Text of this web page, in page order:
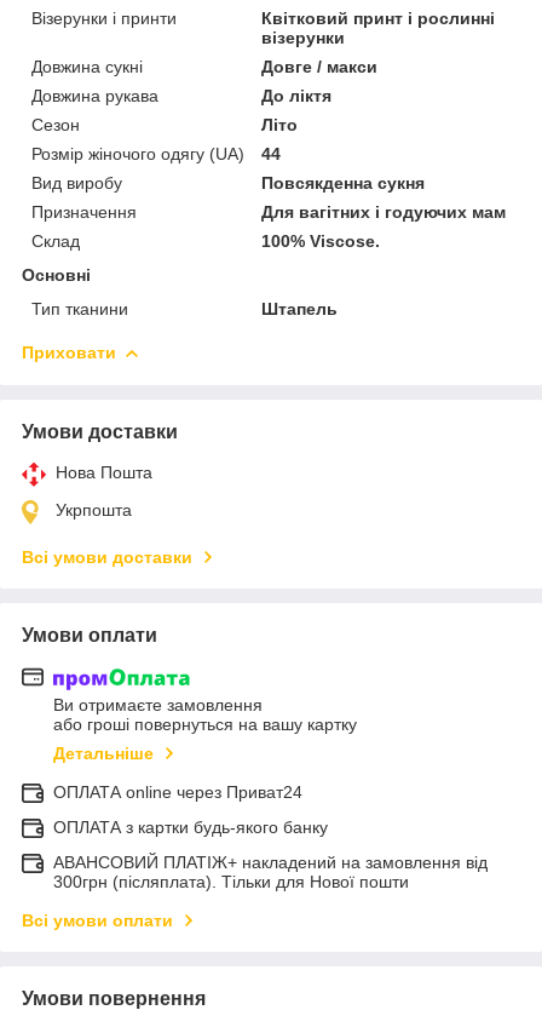
Візерунки і принти
Квітковий принт і рослинні
візерунки
Довжина сукні
Довге / макси
Довжина рукава
До ліктя
Сезон
Літо
Розмір жіночого одягу (UA)
44
Вид виробу
Повсякденна сукня
Призначення
Для вагітних і годуючих мам
Склад
100% Viscose.
Основні
Тип тканини
Штапель
Приховати
Умови доставки
Нова Пошта
Укрпошта
Всі умови доставки
Умови оплати
Ви отримаєте замовлення
або гроші повернуться на вашу картку
Детальніше
ОПЛАТА online через Приват24
ОПЛАТА з картки будь-якого банку
АВАНСОВИЙ ПЛАТІЖ+ накладений на замовлення від
300грн (післяплата). Тільки для Нової пошти
Всі умови оплати
Умови повернення